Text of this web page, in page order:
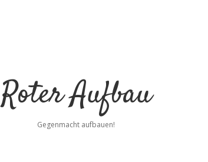
Roter Aufbau
Gegenmacht aufbauen!